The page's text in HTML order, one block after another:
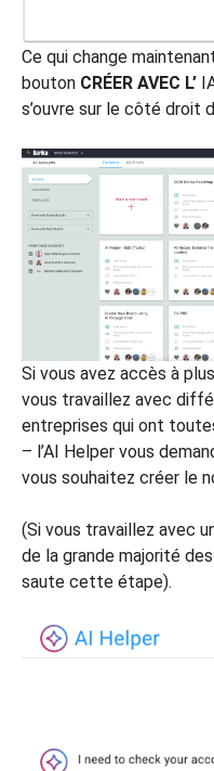
Ce qui change
bouton CRÉER AVEC L’
s’ouvre sur le côté droit
Si vous avez accès à
vous travaillez avec
entreprises qui ont
– l’AI Helper vous
vous souhaitez créer le
(Si vous travaillez avec
de la grande majorité
saute cette étape).